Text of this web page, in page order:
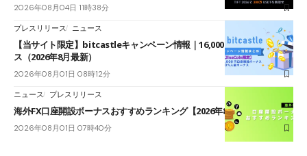
2026年08月04日 11時38分
プレスリリース ニュース
【当サイト限定】bitcastleキャンペーン情報｜16,000円口座開設ボーナ
ス（2026年8月最新）
2026年08月01日 08時12分
ニュース プレスリリース
海外FX口座開設ボーナスおすすめランキング【2026年8月最新】
2026年08月01日 07時40分